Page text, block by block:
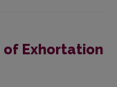
of Exhortation